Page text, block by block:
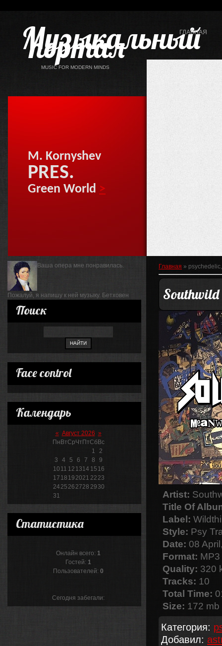
Музыкальный
портал
MUSIC FOR MODERN MINDS
ГЛАВНАЯ
M. Kornyshev
PRES.
Green World >
Ваша опера мне понравилась.
Пожалуй, я напишу к ней музыку. Бетховен
Поиск
Face control
Календарь
« Август 2026 »
Пн ВтСрЧт ПтСбВс
1
2
3
4 5 6 7 8
9
10 11 12 1314 15 16
17 18 192021 2223
2425262728 2930
31
Статистика
Онлайн всего: 1
Гостей: 1
Пользователей: 0
Сегодня забегали:
Главная »
Artist:
Title Of
Label:
Style: Psy
Date: 08
Format: MP3
Quality: 320
Tracks: 10
Total Time:
Size: 172 mb
Категория:
Добавил: